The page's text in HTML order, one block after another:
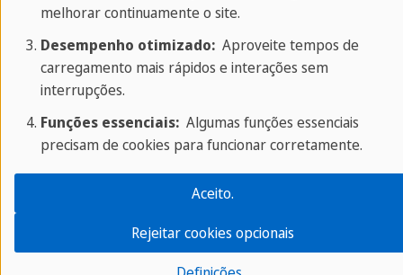
Saiba mais sobre Pequim
O Calcio Storico Fiorentino em Florença -
melhorar continuamente o site.
Desempenho otimizado:Aproveite tempos de
carregamento mais rápidos e interações sem
interrupções.
Funções essenciais:Algumas funções essenciais
precisam de cookies para funcionar corretamente.
Definições
Rejeitar cookies opcionais
Aceito.